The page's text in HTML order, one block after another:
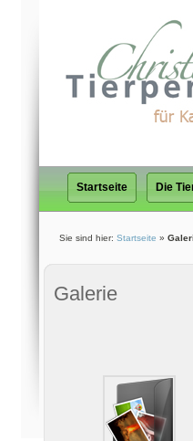
Startseite Die
Sie sind hier: Startseite »
Galerie